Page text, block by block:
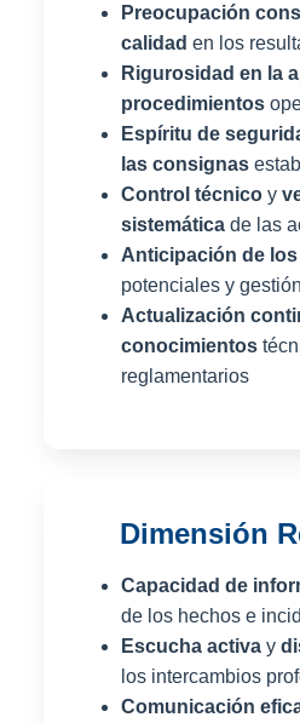
Preocupación
calidad en los
Rigurosidad en la
procedimientos
Espíritu de
las consignas
Control técnico y
sistemática de las
Anticipación de
potenciales y
Actualización
conocimientos
reglamentarios
Dimensión
Capacidad de
de los hechos e
Escucha activa y
los intercambios
Comunicación